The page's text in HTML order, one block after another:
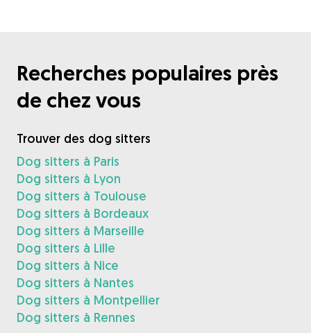
Recherches populaires près
de chez vous
Trouver des dog sitters
Dog sitters à Paris
Dog sitters à Lyon
Dog sitters à Toulouse
Dog sitters à Bordeaux
Dog sitters à Marseille
Dog sitters à Lille
Dog sitters à Nice
Dog sitters à Nantes
Dog sitters à Montpellier
Dog sitters à Rennes